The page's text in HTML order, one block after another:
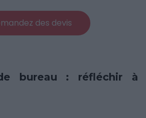
des devis
bureau : réfléchir à